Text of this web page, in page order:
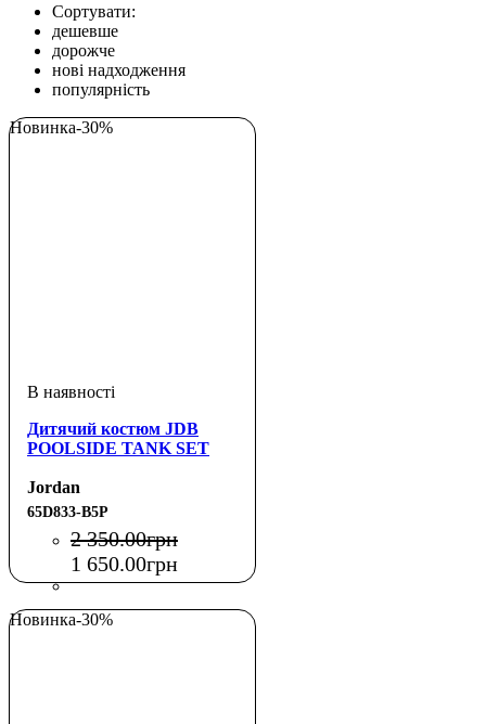
Сортувати:
дешевше
дорожче
нові надходження
популярність
Новинка-30%
Дитячий костюм JDB
POOLSIDE TANK SET
Jordan
65D833-B5P
2 350.00грн
1 650.00грн
Новинка-30%